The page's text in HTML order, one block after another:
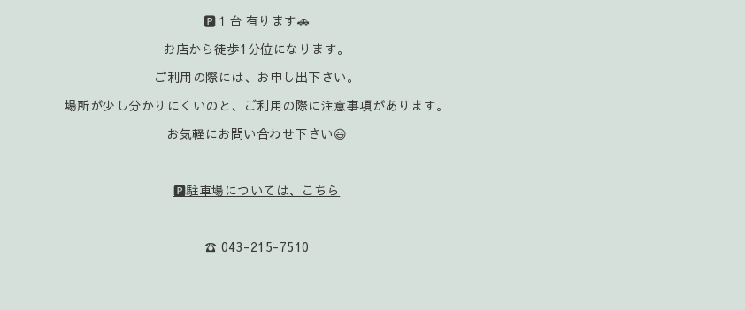
🅿️１台 有ります🚗
お店から徒歩1分位になります。
ご利用の際には、お申し出下さい。
場所が少し分かりにくいのと、ご利用の際に注意事項があります。
お気軽にお問い合わせ下さい😃
🅿️駐車場については、こちら
☎️ 043-215-7510